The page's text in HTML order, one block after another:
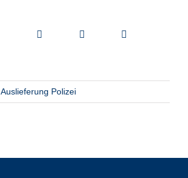
Auslieferung Polizei